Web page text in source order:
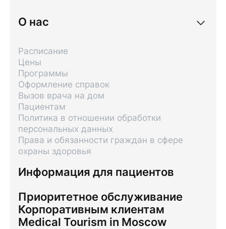
О нас
Информация для пациентов
Расписание
Цены
Программы
Оформление справок
Вызов врача на дом
Пациентам
Политика в отношении обработки
персональных данных
Права и обязанности граждан в сфере
охраны здоровья
Приоритетное обслуживание
Корпоративным клиентам
Medical Tourism in Moscow